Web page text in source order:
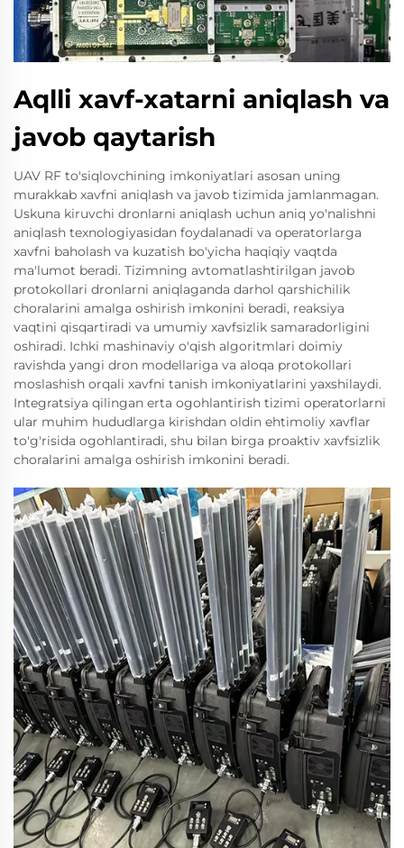
Aqlli xavf-xatarni aniqlash va
javob qaytarish
UAV RF to'siqlovchining imkoniyatlari asosan uning
murakkab xavfni aniqlash va javob tizimida jamlanmagan.
Uskuna kiruvchi dronlarni aniqlash uchun aniq yo'nalishni
aniqlash texnologiyasidan foydalanadi va operatorlarga
xavfni baholash va kuzatish bo'yicha haqiqiy vaqtda
ma'lumot beradi. Tizimning avtomatlashtirilgan javob
protokollari dronlarni aniqlaganda darhol qarshichilik
choralarini amalga oshirish imkonini beradi, reaksiya
vaqtini qisqartiradi va umumiy xavfsizlik samaradorligini
oshiradi. Ichki mashinaviy o'qish algoritmlari doimiy
ravishda yangi dron modellariga va aloqa protokollari
moslashish orqali xavfni tanish imkoniyatlarini yaxshilaydi.
Integratsiya qilingan erta ogohlantirish tizimi operatorlarni
ular muhim hududlarga kirishdan oldin ehtimoliy xavflar
to'g'risida ogohlantiradi, shu bilan birga proaktiv xavfsizlik
choralarini amalga oshirish imkonini beradi.